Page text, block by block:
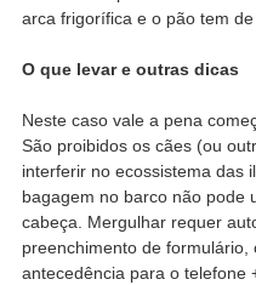
arca frigorífica e o pão tem
O que levar e outras dicas
Neste caso vale a pena
São proibidos os cães (ou
interferir no ecossistema das
bagagem no barco não pode
cabeça. Mergulhar requer
preenchimento de formulário,
antecedência para o telefone